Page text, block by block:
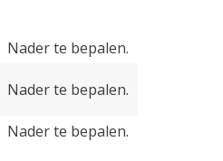
Nader te bepalen.
Nader te bepalen.
Nader te bepalen.